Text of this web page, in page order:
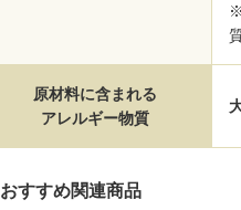
原材料に含まれる
アレルギー物質
おすすめ関連商品